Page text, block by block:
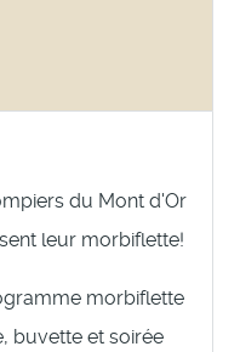
du Mont d'Or
leur morbiflette!
morbiflette
buvette et soirée